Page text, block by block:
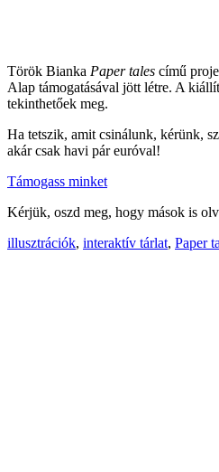
Török Bianka Paper tales című
Alap támogatásával jött létre. A
tekinthetőek meg.
Ha tetszik, amit csinálunk, kérünk,
akár csak havi pár euróval!
Támogass minket
Kérjük, oszd meg, hogy mások is
illusztrációk, interaktív tárlat, Paper